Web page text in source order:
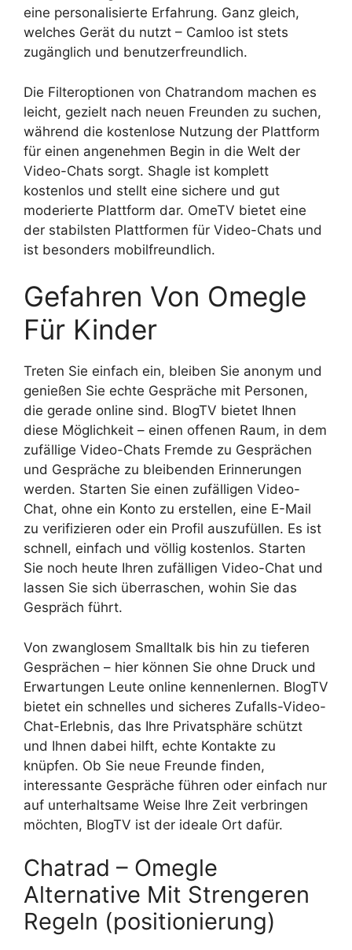
eine personalisierte Erfahrung. Ganz gleich,
welches Gerät du nutzt – Camloo ist stets
zugänglich und benutzerfreundlich.
Die Filteroptionen von Chatrandom machen es
leicht, gezielt nach neuen Freunden zu suchen,
während die kostenlose Nutzung der Plattform
für einen angenehmen Begin in die Welt der
Video-Chats sorgt. Shagle ist komplett
kostenlos und stellt eine sichere und gut
moderierte Plattform dar. OmeTV bietet eine
der stabilsten Plattformen für Video-Chats und
ist besonders mobilfreundlich.
Gefahren Von Omegle
Für Kinder
Treten Sie einfach ein, bleiben Sie anonym und
genießen Sie echte Gespräche mit Personen,
die gerade online sind. BlogTV bietet Ihnen
diese Möglichkeit – einen offenen Raum, in dem
zufällige Video-Chats Fremde zu Gesprächen
und Gespräche zu bleibenden Erinnerungen
werden. Starten Sie einen zufälligen Video-
Chat, ohne ein Konto zu erstellen, eine E-Mail
zu verifizieren oder ein Profil auszufüllen. Es ist
schnell, einfach und völlig kostenlos. Starten
Sie noch heute Ihren zufälligen Video-Chat und
lassen Sie sich überraschen, wohin Sie das
Gespräch führt.
Von zwanglosem Smalltalk bis hin zu tieferen
Gesprächen – hier können Sie ohne Druck und
Erwartungen Leute online kennenlernen. BlogTV
bietet ein schnelles und sicheres Zufalls-Video-
Chat-Erlebnis, das Ihre Privatsphäre schützt
und Ihnen dabei hilft, echte Kontakte zu
knüpfen. Ob Sie neue Freunde finden,
interessante Gespräche führen oder einfach nur
auf unterhaltsame Weise Ihre Zeit verbringen
möchten, BlogTV ist der ideale Ort dafür.
Chatrad – Omegle
Alternative Mit Strengeren
Regeln (positionierung)